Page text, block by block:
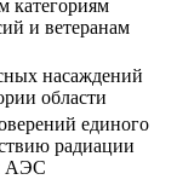
категориям
и ветеранам
насаждений
области
единого
радиации
АЭС